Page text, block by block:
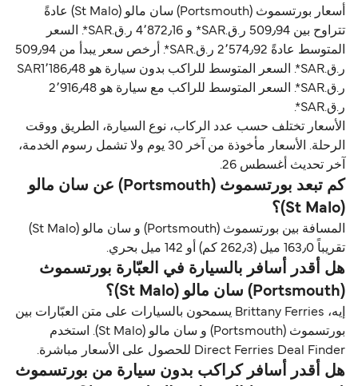
أسعار بورتسموث (Portsmouth) سان مالو (St Malo) عادةً
تتراوح بين 509٫94 ر.ق.‏SAR* و 4٬872٫16 ر.ق.‏SAR*. السعر
المتوسط عادةً 2٬574٫92 ر.ق.‏SAR*. أرخص سعر يبدأ من 509٫94
ر.ق.‏SAR*. السعر المتوسط للراكب بدون سيارة هو SAR1٬186٫48
ر.ق.‏SAR*. السعر المتوسط للراكب مع سيارة هو 2٬916٫48
ر.ق.‏SAR*.
الأسعار تختلف حسب عدد الركاب، نوع السيارة، الطريق ووقت
الرحلة. الأسعار مأخوذة من آخر 30 يوم ولا تشمل رسوم الخدمة،
آخر تحديث أغسطس 26.
كم تبعد بورتسموث (Portsmouth) عن سان مالو
(St Malo)؟
المسافة بين بورتسموث (Portsmouth) و سان مالو (St Malo)
تقريباً 163٫0 ميل (262٫3 كم) أو 142 ميل بحري.
هل أقدر أسافر بالسيارة في العبّارة بورتسموث
(Portsmouth) سان مالو (St Malo)؟
إيه، Brittany Ferries يسمحون بالسيارات على متن العبّارات بين
بورتسموث (Portsmouth) و سان مالو (St Malo). استخدم
Direct Ferries Deal Finder للحصول على الأسعار مباشرة.
هل أقدر أسافر كراكب بدون سيارة من بورتسموث